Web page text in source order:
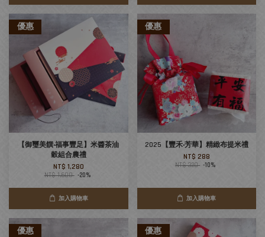
優惠
【御璽美饌‧福事豐足】米醬茶油
穀組合農禮
NT$ 1,280
NT$ 1,600 -20%
加入購物車
優惠
2025【豐禾‧芳華】精緻布提米禮
NT$ 288
NT$ 320 -10%
加入購物車
優惠 優惠